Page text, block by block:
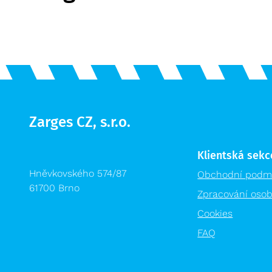
Zarges CZ, s.r.o.
Hněvkovského 574/87
61700 Brno
Klientská
Obchodní
Zpracování
Cookies
FAQ